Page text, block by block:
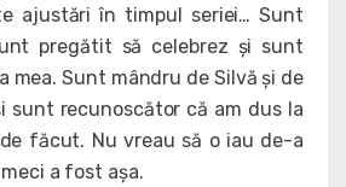
ajustări în timpul seriei… Sunt
pregătit să celebrez și sunt
mea. Sunt mândru de Silvă și de
recunoscător că am dus la
făcut. Nu vreau să o iau de-a
a fost așa.